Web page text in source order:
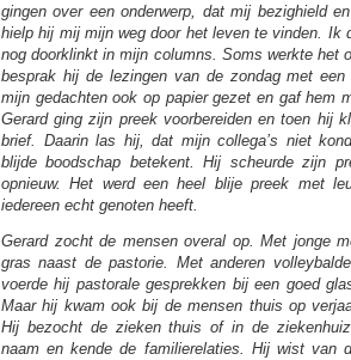
gingen over een onderwerp, dat mij bezighield
hielp hij mij mijn weg door het leven te vinden. Ik
nog doorklinkt in mijn columns. Soms werkte het
besprak hij de lezingen van de zondag met
mijn gedachten ook op papier gezet en gaf hem
Gerard ging zijn preek voorbereiden en toen hij
brief. Daarin las hij, dat mijn collega’s niet
blijde boodschap betekent. Hij scheurde zijn
opnieuw. Het werd een heel blije preek met
iedereen echt genoten heeft.
Gerard zocht de mensen overal op. Met jonge
gras naast de pastorie. Met anderen
voerde hij pastorale gesprekken bij een goed
Maar hij kwam ook bij de mensen thuis op
Hij bezocht de zieken thuis of in de
naam en kende de familierelaties. Hij wist van